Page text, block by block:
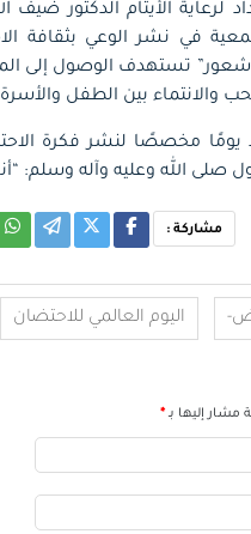
لرعاية الأيتام الدكتور ضيف
في نشر الوعي بثقافة
شعور” تستهدف الوصول إلى
والانتماء بين الطفل
يومًا مخصصًا لنشر فكرة
الله وعليه وآله وسلم: “أنا
مشاركة :
اليوم العالمي للاحتضان
مشار إليها بـ *